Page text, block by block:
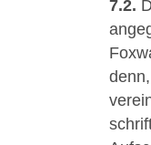
7.2.